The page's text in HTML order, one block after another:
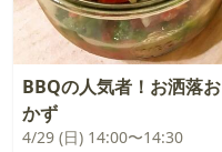
BBQの人気者！お洒落お
かず
4/29 (日) 14:00〜14:30